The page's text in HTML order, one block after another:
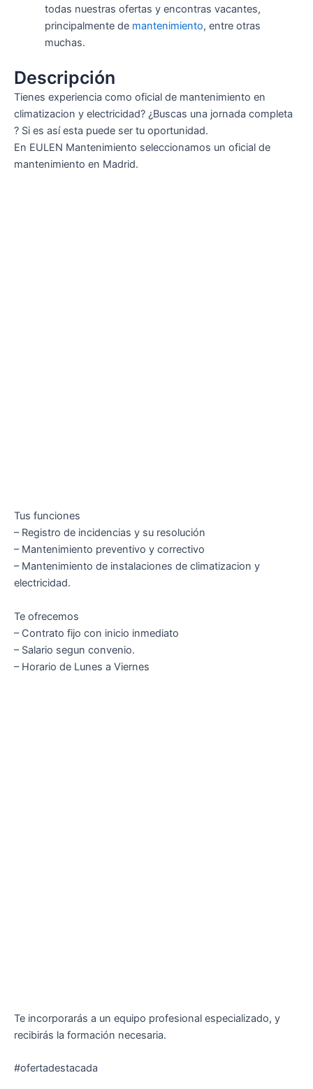
todas nuestras ofertas y encontras vacantes,
principalmente de mantenimiento, entre otras
muchas.
Descripción
Tienes experiencia como oficial de mantenimiento en
climatizacion y electricidad? ¿Buscas una jornada completa
? Si es así esta puede ser tu oportunidad.
En EULEN Mantenimiento seleccionamos un oficial de
mantenimiento en Madrid.
Tus funciones
– Registro de incidencias y su resolución
– Mantenimiento preventivo y correctivo
– Mantenimiento de instalaciones de climatizacion y
electricidad.
Te ofrecemos
– Contrato fijo con inicio inmediato
– Salario segun convenio.
– Horario de Lunes a Viernes
Te incorporarás a un equipo profesional especializado, y
recibirás la formación necesaria.
#ofertadestacada